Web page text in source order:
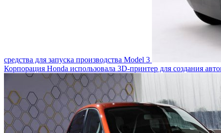
средства для запуска производства Model 3
Корпорация Honda использовала 3D-принтер для создания